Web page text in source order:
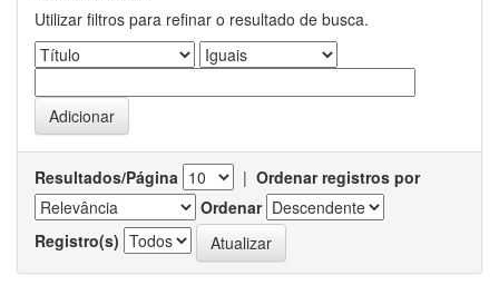
Utilizar filtros para refinar o resultado de busca.
Resultados/Página | Ordenar registros por
Ordenar
Registro(s)